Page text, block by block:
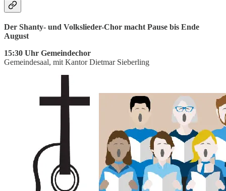
Der Shanty- und Volkslieder-Chor macht Pause bis Ende
August
15:30 Uhr Gemeindechor
Gemeindesaal, mit Kantor Dietmar Sieberling